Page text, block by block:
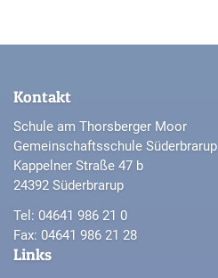
Kontakt
Schule am Thorsberger Moor
Gemeinschaftsschule Süderbrarup
Kappelner Straße 47 b
24392 Süderbrarup
Tel: 04641 986 21 0
Fax: 04641 986 21 28
Links